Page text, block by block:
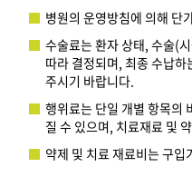
병원의 운영방침에 의해 단
수술료는 환자 상태, 수술(
따라 결정되며, 최종 수납
주시기 바랍니다.
행위료는 단일 개별 항목의
질 수 있으며, 치료재료 및
약제 및 치료 재료비는 구